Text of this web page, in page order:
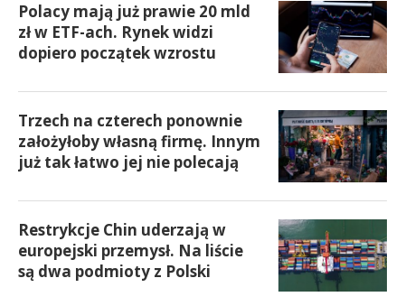
Polacy mają już prawie 20 mld
zł w ETF-ach. Rynek widzi
dopiero początek wzrostu
Trzech na czterech ponownie
założyłoby własną firmę. Innym
już tak łatwo jej nie polecają
Restrykcje Chin uderzają w
europejski przemysł. Na liście
są dwa podmioty z Polski